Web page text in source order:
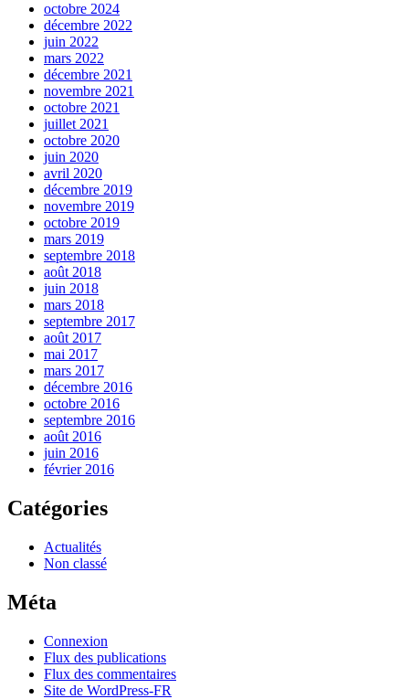
octobre 2024
décembre 2022
juin 2022
mars 2022
décembre 2021
novembre 2021
octobre 2021
juillet 2021
octobre 2020
juin 2020
avril 2020
décembre 2019
novembre 2019
octobre 2019
mars 2019
septembre 2018
août 2018
juin 2018
mars 2018
septembre 2017
août 2017
mai 2017
mars 2017
décembre 2016
octobre 2016
septembre 2016
août 2016
juin 2016
février 2016
Catégories
Actualités
Non classé
Méta
Connexion
Flux des publications
Flux des commentaires
Site de WordPress-FR